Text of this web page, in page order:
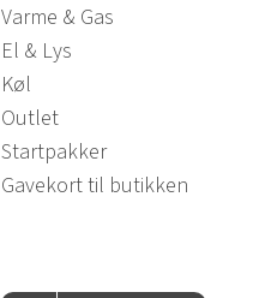
Varme & Gas
El & Lys
Køl
Outlet
Startpakker
Gavekort til butikken